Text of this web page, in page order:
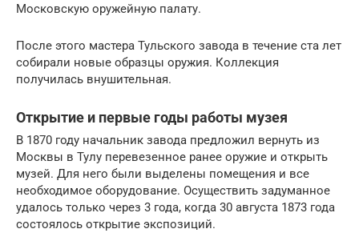
Московскую оружейную палату.
После этого мастера Тульского завода в течение ста лет
собирали новые образцы оружия. Коллекция
получилась внушительная.
Открытие и первые годы работы музея
В 1870 году начальник завода предложил вернуть из
Москвы в Тулу перевезенное ранее оружие и открыть
музей. Для него были выделены помещения и все
необходимое оборудование. Осуществить задуманное
удалось только через 3 года, когда 30 августа 1873 года
состоялось открытие экспозиций.